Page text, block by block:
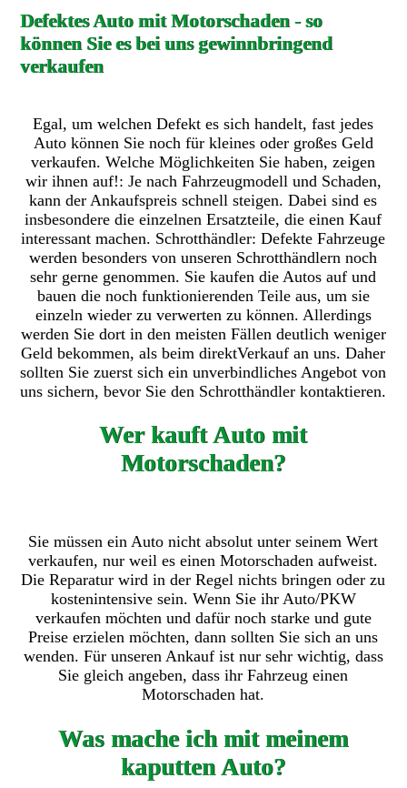
Defektes Auto mit Motorschaden - so
können Sie es bei uns gewinnbringend
verkaufen
Egal, um welchen Defekt es sich handelt, fast jedes
Auto können Sie noch für kleines oder großes Geld
verkaufen. Welche Möglichkeiten Sie haben, zeigen
wir ihnen auf!: Je nach Fahrzeugmodell und Schaden,
kann der Ankaufspreis schnell steigen. Dabei sind es
insbesondere die einzelnen Ersatzteile, die einen Kauf
interessant machen. Schrotthändler: Defekte Fahrzeuge
werden besonders von unseren Schrotthändlern noch
sehr gerne genommen. Sie kaufen die Autos auf und
bauen die noch funktionierenden Teile aus, um sie
einzeln wieder zu verwerten zu können. Allerdings
werden Sie dort in den meisten Fällen deutlich weniger
Geld bekommen, als beim direktVerkauf an uns. Daher
sollten Sie zuerst sich ein unverbindliches Angebot von
uns sichern, bevor Sie den Schrotthändler kontaktieren.
Wer kauft Auto mit
Motorschaden?
Sie müssen ein Auto nicht absolut unter seinem Wert
verkaufen, nur weil es einen Motorschaden aufweist.
Die Reparatur wird in der Regel nichts bringen oder zu
kostenintensive sein. Wenn Sie ihr Auto/PKW
verkaufen möchten und dafür noch starke und gute
Preise erzielen möchten, dann sollten Sie sich an uns
wenden. Für unseren Ankauf ist nur sehr wichtig, dass
Sie gleich angeben, dass ihr Fahrzeug einen
Motorschaden hat.
Was mache ich mit meinem
kaputten Auto?